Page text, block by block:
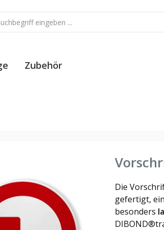
Zubehör
Die
gefertigt,
besonders